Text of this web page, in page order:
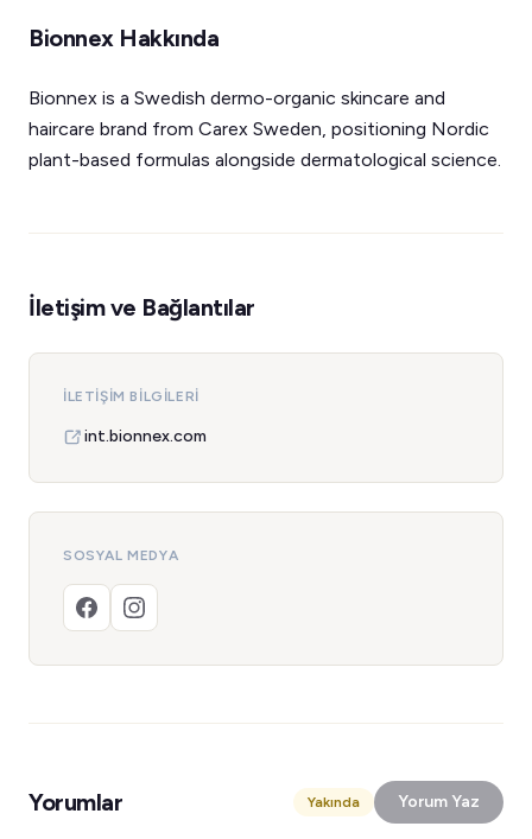
Bionnex Hakkında
Bionnex is a Swedish dermo-organic skincare and
haircare brand from Carex Sweden, positioning Nordic
plant-based formulas alongside dermatological science.
İletişim ve Bağlantılar
İLETIŞIM BILGILERI
int.bionnex.com
SOSYAL MEDYA
Yorumlar Yakında Yorum Yaz